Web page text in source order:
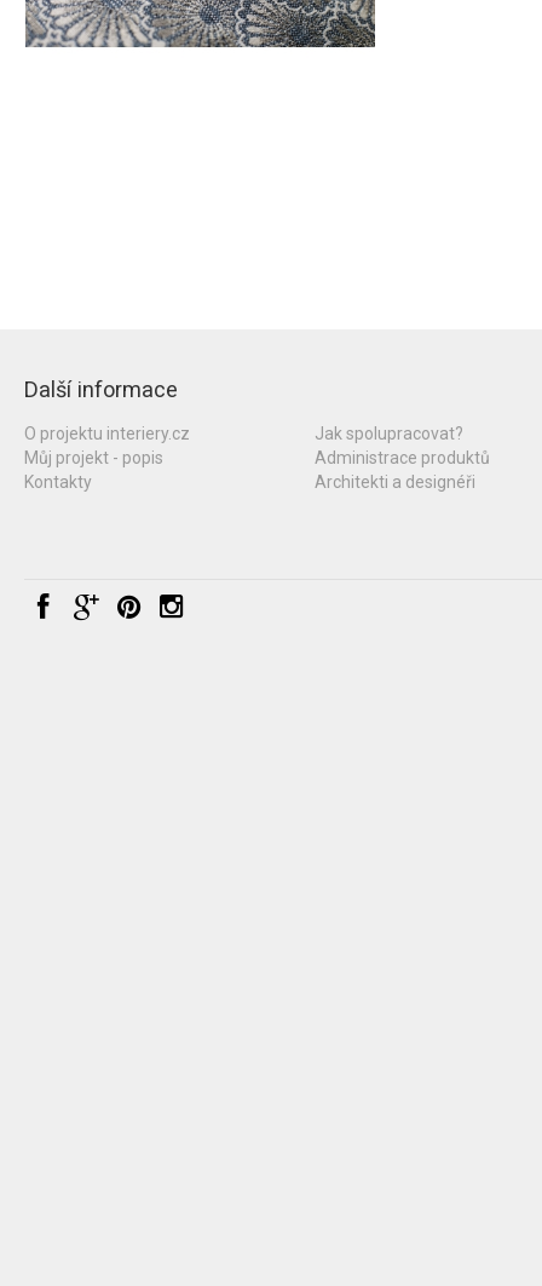
Další informace
O projektu interiery.cz
Můj projekt - popis
Kontakty
Jak spolupracovat?
Administrace produktů
Architekti a designéři